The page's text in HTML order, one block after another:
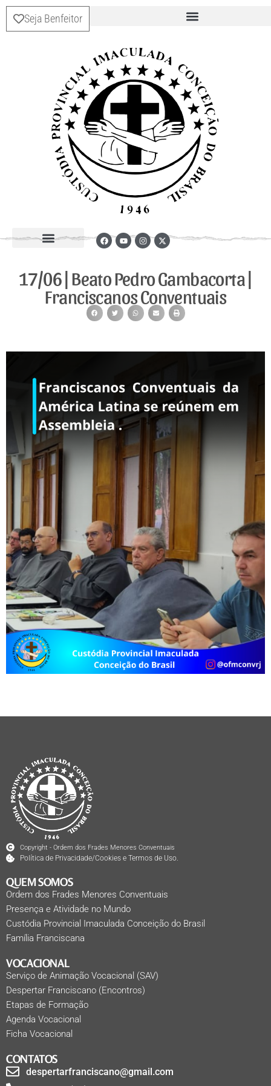
Seja Benfeitor
17/06 | Beato Pedro Gambacorta |
Franciscanos Conventuais
Copyright - Ordem dos Frades Menores Conventuais
Política de Privacidade/Cookies e Termos de Uso.
QUEM SOMOS
Ordem dos Frades Menores Conventuais
Presença e Atividade no Mundo
Custódia Provincial Imaculada Conceição do Brasil
Família Franciscana
VOCACIONAL
Serviço de Animação Vocacional (SAV)
Despertar Franciscano (Encontros)
Etapas de Formação
Agenda Vocacional
Ficha Vocacional
CONTATOS
despertarfranciscano@gmail.com